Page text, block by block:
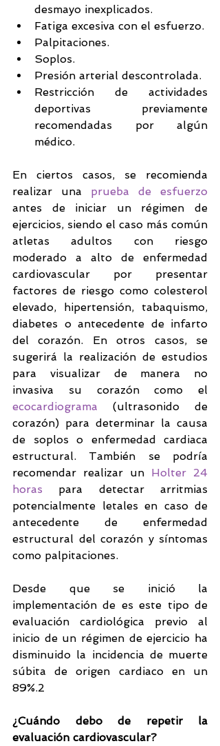
desmayo inexplicados.
Palpitaciones.
Soplos.
Restricción de actividades
deportivas previamente
recomendadas por algún
médico.
En ciertos casos, se recomienda
realizar una prueba de esfuerzo
antes de iniciar un régimen de
ejercicios, siendo el caso más común
atletas adultos con riesgo
moderado a alto de enfermedad
cardiovascular por presentar
factores de riesgo como colesterol
elevado, hipertensión, tabaquismo,
diabetes o antecedente de infarto
del corazón. En otros casos, se
sugerirá la realización de estudios
para visualizar de manera no
ecocardiograma (ultrasonido de
corazón) para determinar la causa
de soplos o enfermedad cardiaca
estructural. También se podría
recomendar realizar un Holter 24
horas para detectar arritmias
potencialmente letales en caso de
antecedente de enfermedad
estructural del corazón y síntomas
como palpitaciones.
Desde que se inició la
implementación de es este tipo de
evaluación cardiológica previo al
inicio de un régimen de ejercicio ha
disminuido la incidencia de muerte
súbita de origen cardiaco en un
89%.2
¿Cuándo debo de repetir la
evaluación cardiovascular?